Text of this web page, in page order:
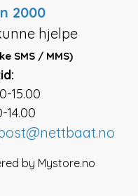
2000
hjelpe
SMS / MMS)
15.00
14.00
by Mystore.no